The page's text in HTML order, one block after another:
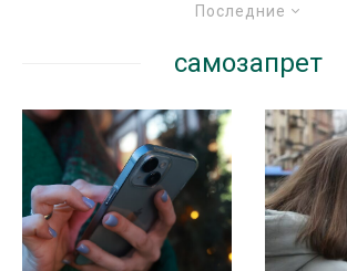
Последние
самозапрет